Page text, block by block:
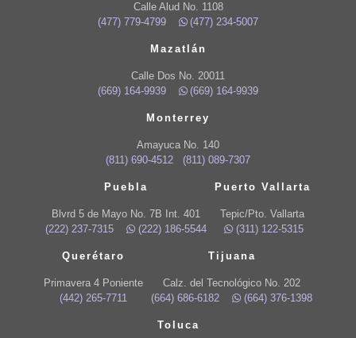
Calle Alud No. 1108
(477) 779-4799
(477) 234-5007
Mazatlán
Calle Dos No. 20011
(669) 164-9939
(669) 164-9939
Monterrey
Amayuca No. 140
(811) 690-4512
(811) 089-7307
Puebla
Blvrd 5 de Mayo No. 7B Int. 401
(222) 237-7315
(222) 186-5544
Puerto Vallarta
Tepic/Pto. Vallarta
(311) 122-5315
Querétaro
Primavera 4 Poniente
(442) 265-7711
Tijuana
Calz. del Tecnológico No. 202
(664) 686-6182
(664) 376-1398
Toluca